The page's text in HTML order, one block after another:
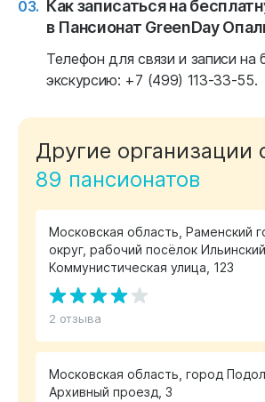
Как записаться на
в Пансионат GreenDay
Телефон для связи и записи на
экскурсию: +7 (499) 113-33-55.
Другие организации
89 пансионатов
Московская область, Раменский
округ, рабочий посёлок
Коммунистическая улица, 123
2 отзыва
Московская область, город
Архивный проезд, 3